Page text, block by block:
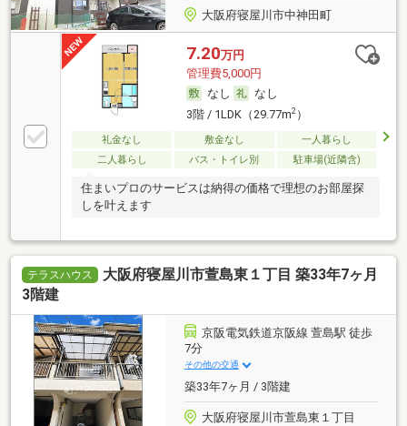
大阪府寝屋川市中神田町
7.20万円
管理費5,000円
なし
なし
3階 / 1LDK（29.77m2）
礼金なし 敷金なし
一人暮らし
二人暮らし
バス・トイレ別 駐車場(近隣含)
住まいプロのサービスは納得の価格で理想のお部屋探
しを叶えます
テラスハウス
大阪府寝屋川市萱島東１丁目 築33年7ヶ月
3階建
京阪電気鉄道京阪線 萱島駅 徒歩
7分
その他の交通
築33年7ヶ月 / 3階建
大阪府寝屋川市萱島東１丁目